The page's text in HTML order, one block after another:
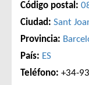
Código postal:
Ciudad: Sant
Provincia:
País: ES
Teléfono: +34-